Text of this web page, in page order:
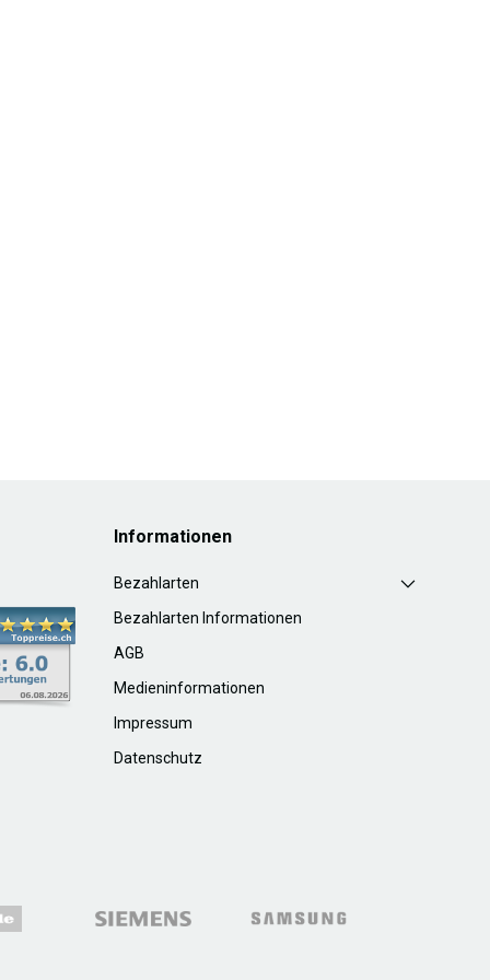
Informationen
Bezahlarten
Bezahlarten Informationen
AGB
Medieninformationen
Impressum
Datenschutz